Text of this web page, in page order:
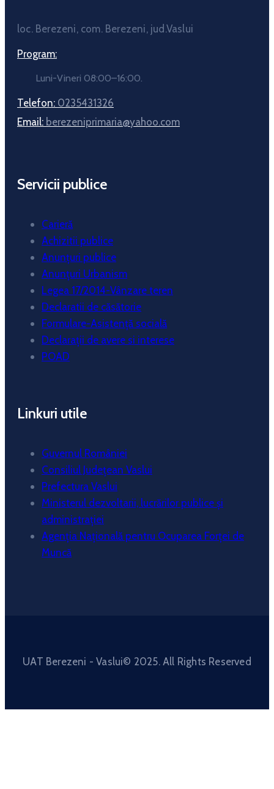
loc. Berezeni, com. Berezeni, jud.Vaslui
Program:
Luni-Vineri 08:00–16:00.
Telefon: 0235431326
Email: berezeniprimaria@yahoo.com
Servicii publice
Carieră
Achizitii publice
Anunțuri publice
Anunțuri Urbanism
Legea 17/2014-Vânzare teren
Declaratii de căsătorie
Formulare-Asistență socială
Declarații de avere si interese
POAD
Linkuri utile
Guvernul României
Consiliul Județean Vaslui
Prefectura Vaslui
Ministerul dezvoltarii, lucrărilor publice și
administrației
Agenția Națională pentru Ocuparea Forței de
Muncă
UAT Berezeni - Vaslui© 2025. All Rights Reserved